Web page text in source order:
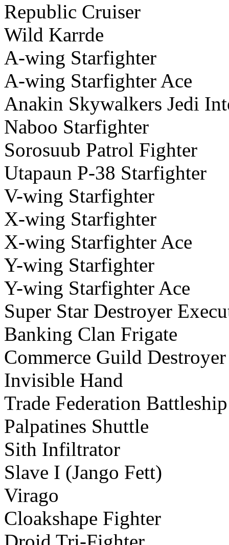
Republic
Wild
A-wing
A-wing
Anakin Skywalkers
Naboo
Sorosuub
Utapaun P-38
V-wing
X-wing
X-wing
Y-wing
Y-wing
Super Star
Banking
Commerce
Invisible
Trade
Palpatines
Sith
Slave I
Cloakshape